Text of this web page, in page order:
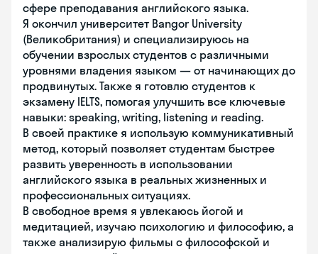
сфере преподавания английского языка.
Я окончил университет Bangor University
(Великобритания) и специализируюсь на
обучении взрослых студентов с различными
уровнями владения языком — от начинающих до
продвинутых. Также я готовлю студентов к
экзамену IELTS, помогая улучшить все ключевые
навыки: speaking, writing, listening и reading.
В своей практике я использую коммуникативный
метод, который позволяет студентам быстрее
развить уверенность в использовании
английского языка в реальных жизненных и
профессиональных ситуациях.
В свободное время я увлекаюсь йогой и
медитацией, изучаю психологию и философию, а
также анализирую фильмы с философской и